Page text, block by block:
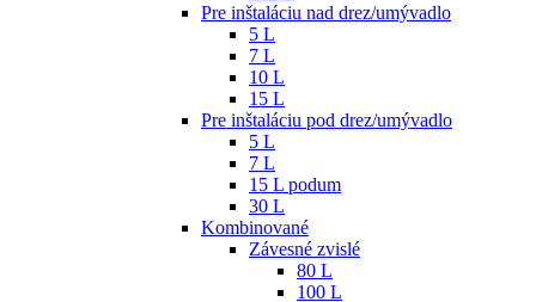
Pre inštaláciu nad drez/umývadlo
5 L
7 L
10 L
15 L
Pre inštaláciu pod drez/umývadlo
5 L
7 L
15 L podum
30 L
Kombinované
Závesné zvislé
80 L
100 L